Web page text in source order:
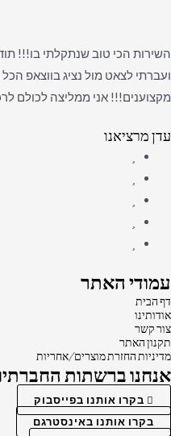
השירות הכי טוב שנתקלתי בו!!!
ועברתי לצאט מול נציג בווצאפ
מקצוענים!!! אני ממליצה לכולם
עדן מרציאנו
עמודי האתר
דף הבית
אודותינו
צור קשר
תקנון האתר
מדיניות החזרת מוצרים/אחריות
אנחנו ברשתות
בקרו אותנו בפייסבוק
בקרו אותנו באינסטרגם